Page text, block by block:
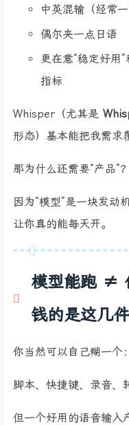
中英混输（经常
偶尔夹一点日语
更在意“稳定好用
指标
Whisper（尤其是
形态）基本能把我需求
那为什么还需要“产品”？
因为“模型”是一块发动
让你真的能每天开。
模型能跑 ≠
钱的是这几
你当然可以自己糊一个：
脚本、快捷键、录音
但一个好用的语音输入